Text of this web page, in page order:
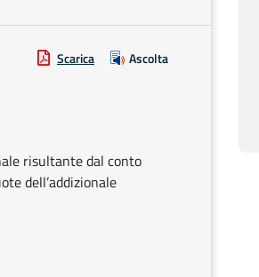
Scarica Ascolta
risultante dal conto
dell’addizionale